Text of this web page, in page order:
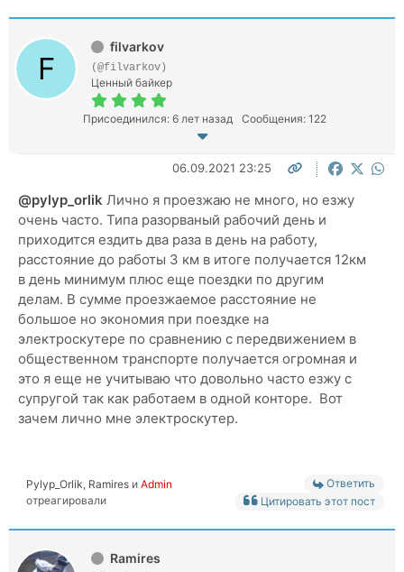
filvarkov
(@filvarkov)
Ценный байкер
Присоединился: 6 лет назад Сообщения: 122
06.09.2021 23:25
@pylyp_orlik Лично я проезжаю не много, но езжу
очень часто. Типа разорваный рабочий день и
приходится ездить два раза в день на работу,
расстояние до работы 3 км в итоге получается 12км
в день минимум плюс еще поездки по другим
делам. В сумме проезжаемое расстояние не
большое но экономия при поездке на
электроскутере по сравнению с передвижением в
общественном транспорте получается огромная и
это я еще не учитываю что довольно часто езжу с
супругой так как работаем в одной конторе. Вот
зачем лично мне электроскутер.
Pylyp_Orlik, Ramires и Admin
отреагировали
Ответить
Цитировать этот пост
Ramires